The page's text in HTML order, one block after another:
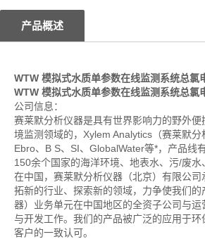
产品概述
WTW 模拟式水质单参数在线监测系统总氯
WTW 模拟式水质单参数在线监测系统总氯
公司信息：
赛莱默分析仪器是具有世界影响力的野外
境监测领域的，Xylem Analytics（赛莱默
Ebro、B S、SI、GlobalWater等*，产品线
150余个国家的海洋环境、地表水、污/废
在中国，赛莱默分析仪器（北京）有限公
拓新的行业、探索新的领域，力争使我们
器）业务单元在中国地区的全资子公司与
与开发工作。我们的产品被广泛的应用于
客户的一致认可。